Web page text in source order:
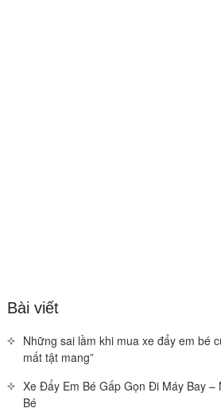
Bài viết
Những sai lầm khi mua xe đẩy em bé
mất tật mang”
Xe Đẩy Em Bé Gấp Gọn Đi Máy Bay –
Bé